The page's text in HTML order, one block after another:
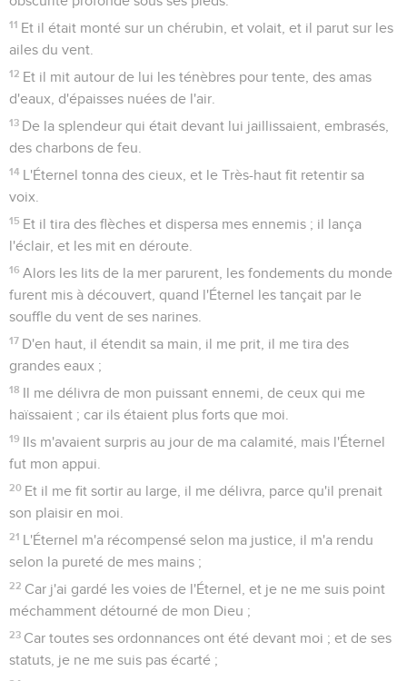
11 Et il était monté sur un chérubin, et volait, et il parut sur les
ailes du vent.
12 Et il mit autour de lui les ténèbres pour tente, des amas
d'eaux, d'épaisses nuées de l'air.
13 De la splendeur qui était devant lui jaillissaient, embrasés,
des charbons de feu.
14 L'Éternel tonna des cieux, et le Très-haut fit retentir sa
voix.
15 Et il tira des flèches et dispersa mes ennemis ; il lança
l'éclair, et les mit en déroute.
16 Alors les lits de la mer parurent, les fondements du monde
furent mis à découvert, quand l'Éternel les tançait par le
souffle du vent de ses narines.
17 D'en haut, il étendit sa main, il me prit, il me tira des
grandes eaux ;
18 Il me délivra de mon puissant ennemi, de ceux qui me
haïssaient ; car ils étaient plus forts que moi.
19 Ils m'avaient surpris au jour de ma calamité, mais l'Éternel
fut mon appui.
20 Et il me fit sortir au large, il me délivra, parce qu'il prenait
son plaisir en moi.
21 L'Éternel m'a récompensé selon ma justice, il m'a rendu
selon la pureté de mes mains ;
22 Car j'ai gardé les voies de l'Éternel, et je ne me suis point
méchamment détourné de mon Dieu ;
23 Car toutes ses ordonnances ont été devant moi ; et de ses
statuts, je ne me suis pas écarté ;